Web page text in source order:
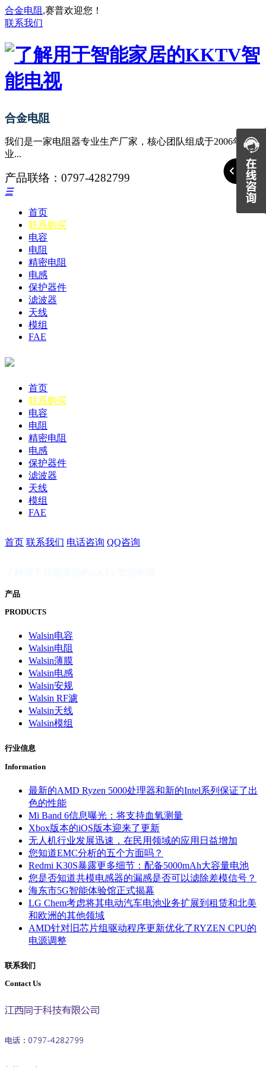
合金电阻 ,赛普欢迎您！
联系我们
合金电阻
我们是一家电阻器专业生产厂家，核心团队组成于2006年，专
业...
产品联络：0797-4282799
☰
首页
联系购买
电容
电阻
精密电阻
电感
保护器件
滤波器
天线
模组
FAE
首页
联系购买
电容
电阻
精密电阻
电感
保护器件
滤波器
天线
模组
FAE
首页 联系我们 电话咨询 QQ咨询
产品
PRODUCTS
Walsin电容
Walsin电阻
Walsin薄膜
Walsin电感
Walsin安规
Walsin RF濾
Walsin天线
Walsin模组
行业信息
Information
最新的AMD Ryzen 5000处理器和新的Intel系列保证了出
色的性能
Mi Band 6信息曝光：将支持血氧测量
Xbox版本的iOS版本迎来了更新
无人机行业发展迅速，在民用领域的应用日益增加
您知道EMC分析的五个方面吗？
Redmi K30S暴露更多细节：配备5000mAh大容量电池
您是否知道共模电感器的漏感是否可以滤除差模信号？
海东市5G智能体验馆正式揭幕
LG Chem考虑将其电动汽车电池业务扩展到租赁和北美
和欧洲的其他领域
AMD针对旧芯片组驱动程序更新优化了RYZEN CPU的
电源调整
联系我们
Contact Us